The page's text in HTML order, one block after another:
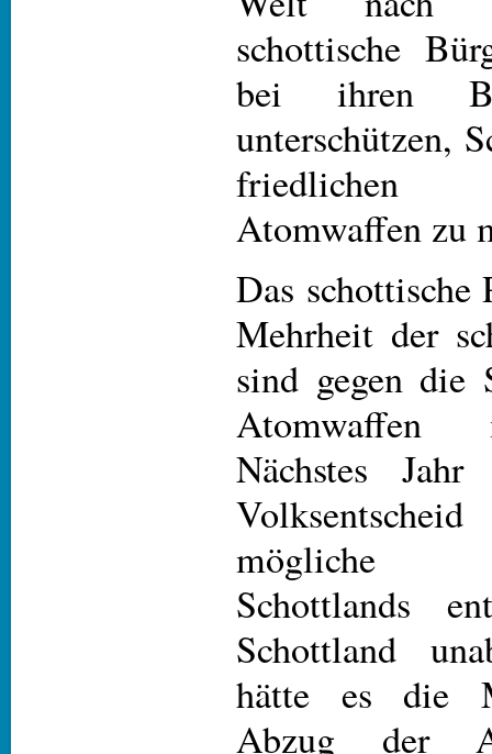
schottische
bei ihren
unterschützen,
Atomwaffen zu
Das schottische
Mehrheit der
sind gegen die
Atomwaffen
Nächstes
mögliche
Schottlands
Schottland
hätte es die
Abzug der